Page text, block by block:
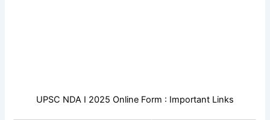
UPSC NDA I 2025 Online Form : Important Links